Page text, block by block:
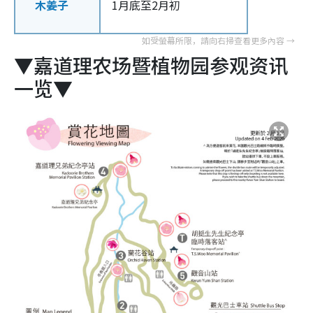
木姜子 1月底至2月初
▼嘉道理农场暨植物园参观资讯
一览▼